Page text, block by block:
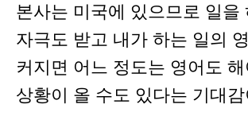
본사는 미국에 있으므로 일을
자극도 받고 내가 하는 일의
커지면 어느 정도는 영어도
상황이 올 수도 있다는 기대